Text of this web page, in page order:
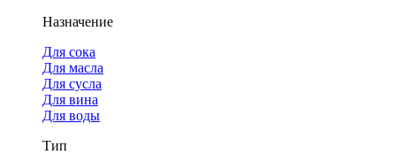
Назначение
Для сока
Для масла
Для сусла
Для вина
Для воды
Тип